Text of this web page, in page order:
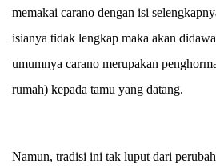
memakai carano dengan isi
isianya tidak lengkap maka akan
umumnya carano merupakan
rumah) kepada tamu yang datang.
Namun, tradisi ini tak luput dari